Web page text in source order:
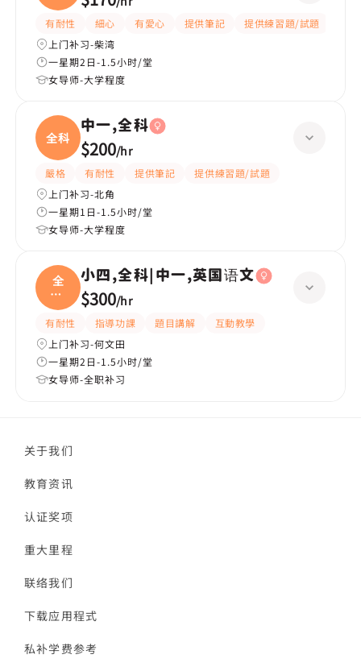
有耐性 細心 有愛心 提供筆記 提供練習題/試題
上门补习-柴湾
一星期2日-1.5小时/堂
女导师-大学程度
全科
中一,全科
$200/hr
嚴格 有耐性 提供筆記
提供練習題/試題
上门补习-北角
一星期1日-1.5小时/堂
女导师-大学程度
全
科|
中一
小四,全科|中一,英国语文
$300/hr
有耐性 指導功課 題目講解
互動教學
上门补习-何文田
一星期2日-1.5小时/堂
女导师-全职补习
关于我们
教育资讯
认证奖项
重大里程
联络我们
下载应用程式
私补学费参考